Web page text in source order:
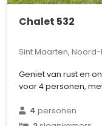
Chalet 532
Sint Maarten,
Geniet van rust en
voor 4 personen,
4personen